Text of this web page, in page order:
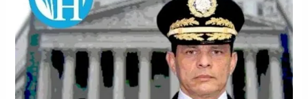
presenta
generales
como
testigos
en
el